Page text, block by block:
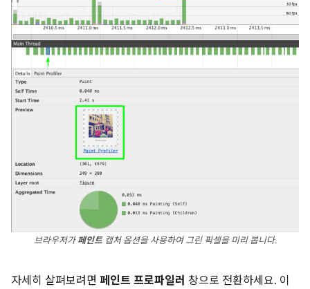
브라우저가페인트캡처 옵션을 사용하여 그린 픽셀을 미리 봅니다.
자세히 살펴보려면 페인트 프로파일러 창으로 전환하세요. 이